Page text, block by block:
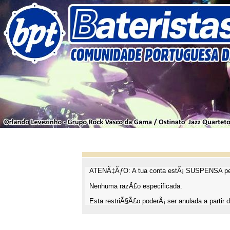
ATENÃ‡ÃƒO: A tua conta estÃ¡ SUSPENSA
Nenhuma razÃ£o especificada.
Esta restriÃ§Ã£o poderÃ¡ ser anulada a partir